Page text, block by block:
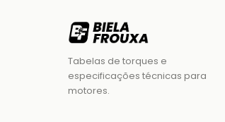
Tabelas de torques e
especificações técnicas para
motores.